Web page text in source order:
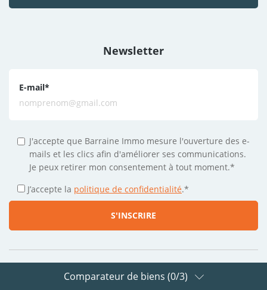
Newsletter
E-mail*
J'accepte que Barraine Immo mesure l'ouverture des e-
mails et les clics afin d'améliorer ses communications.
Je peux retirer mon consentement à tout moment.*
J’accepte la politique de confidentialité.*
Suivez-nous sur les réseaux
Comparateur de biens (0/3)